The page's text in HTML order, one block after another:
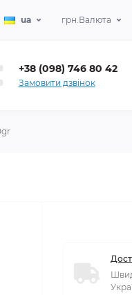
ua грн.Валюта
+38 (098) 746 80 42
Замовити дзвінок